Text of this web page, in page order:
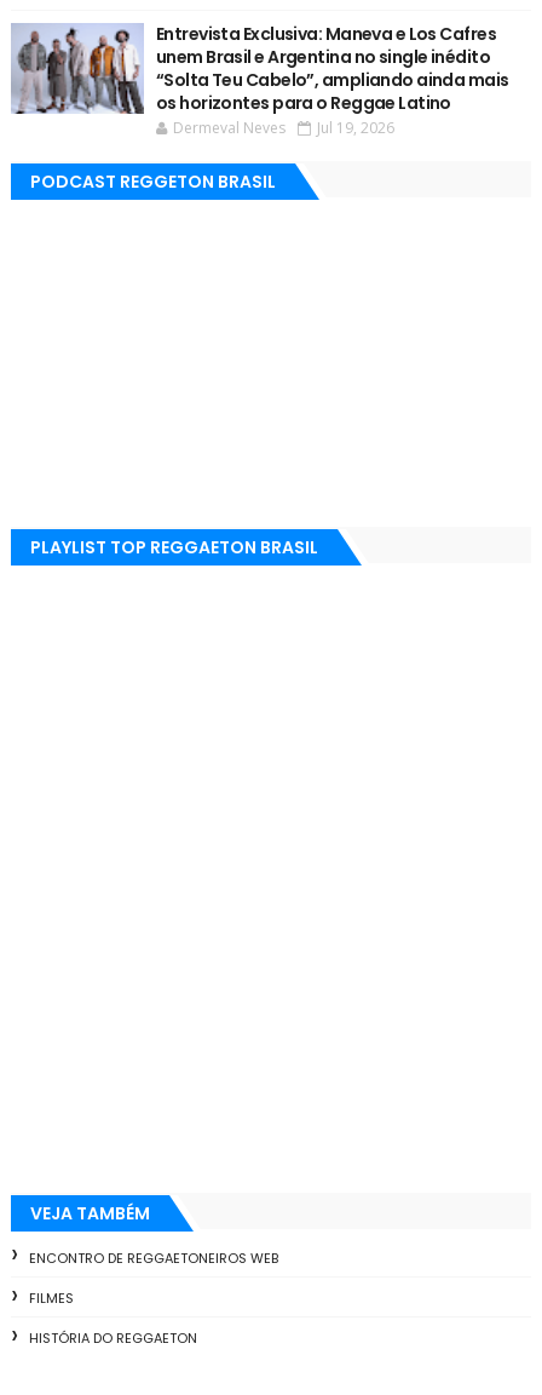
Entrevista Exclusiva: Maneva e Los Cafres
unem Brasil e Argentina no single inédito
“Solta Teu Cabelo”, ampliando ainda mais
os horizontes para o Reggae Latino
Dermeval Neves Jul 19, 2026
PODCAST REGGETON BRASIL
PLAYLIST TOP REGGAETON BRASIL
VEJA TAMBÉM
ENCONTRO DE REGGAETONEIROS WEB
FILMES
HISTÓRIA DO REGGAETON